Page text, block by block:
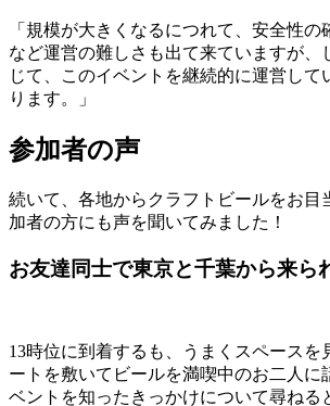
「規模が大きくなるにつれて、安全性
など運営の難しさも出て来ていますが、
じて、このイベントを継続的に運営して
ります。」
参加者の声
続いて、各地からクラフトビールをお目
加者の方にも声を聞いてみました！
お友達同士で東京と千葉から来ら
13時位に到着するも、うまくスペースを
ートを敷いてビールを満喫中のお二人に
ベントを知ったきっかけについて尋ねる